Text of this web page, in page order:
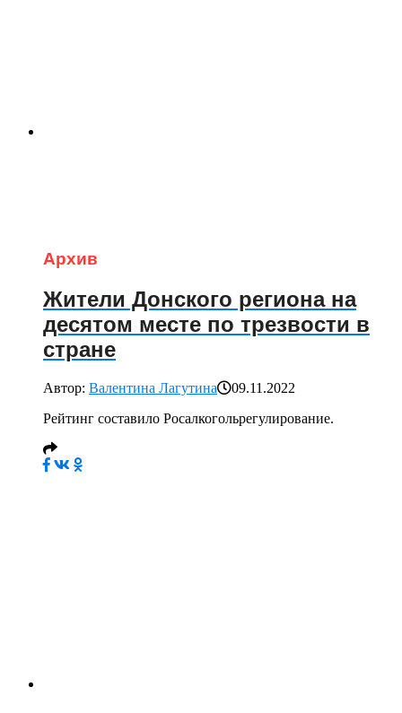
Архив
Жители Донского региона на
десятом месте по трезвости в
стране
Автор: Валентина Лагутина
09.11.2022
Рейтинг составило Росалкогольрегулирование.